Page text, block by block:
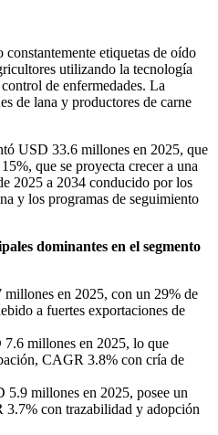
etiquetas de oído
utilizando la tecnología
de enfermedades. La
de lana y productores de carne
USD 33.6 millones en 2025, que
que se proyecta crecer a una
2025 a 2034 conducido por los
y los programas de seguimiento
dominantes en el segmento
en 2025, con un 29% de
a fuertes exportaciones de
millones en 2025, lo que
CAGR 3.8% con cría de
millones en 2025, posee un
con trazabilidad y adopción